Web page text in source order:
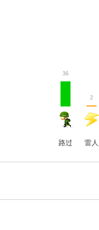
36
路过
2
雷人